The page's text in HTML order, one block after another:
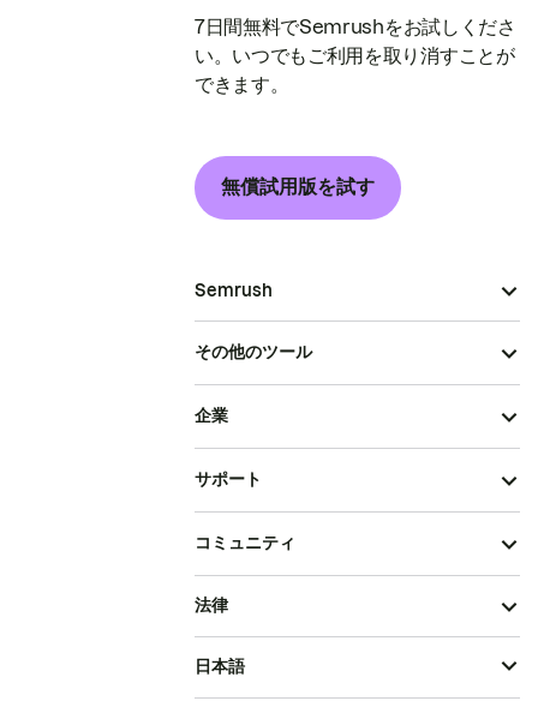
7日間無料でSemrushをお試しくださ
い。いつでもご利用を取り消すことが
できます。
無償試用版を試す
Semrush
その他のツール
企業
サポート
コミュニティ
法律
日本語